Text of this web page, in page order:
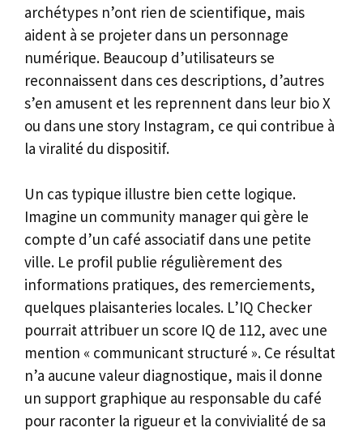
archétypes n’ont rien de scientifique, mais
aident à se projeter dans un personnage
numérique. Beaucoup d’utilisateurs se
reconnaissent dans ces descriptions, d’autres
s’en amusent et les reprennent dans leur bio X
ou dans une story Instagram, ce qui contribue à
la viralité du dispositif.
Un cas typique illustre bien cette logique.
Imagine un community manager qui gère le
compte d’un café associatif dans une petite
ville. Le profil publie régulièrement des
informations pratiques, des remerciements,
quelques plaisanteries locales. L’IQ Checker
pourrait attribuer un score IQ de 112, avec une
mention « communicant structuré ». Ce résultat
n’a aucune valeur diagnostique, mais il donne
un support graphique au responsable du café
pour raconter la rigueur et la convivialité de sa